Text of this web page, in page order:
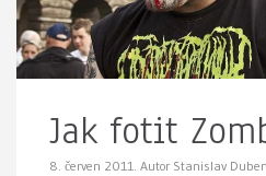
Jak fotit
8. červen 2011. Autor Stanislav